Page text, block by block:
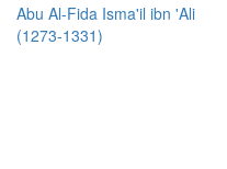
Abu Al-Fida Isma'il ibn 'Ali
(1273-1331)